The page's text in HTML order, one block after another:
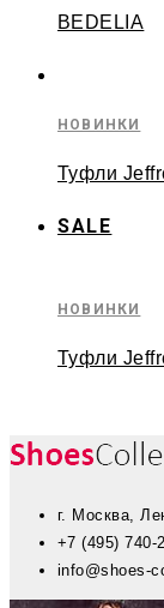
BEDELIA
НОВИНКИ
Туфли
SALE
НОВИНКИ
Туфли
г. Москва,
+7 (495) 740-
info@shoes-